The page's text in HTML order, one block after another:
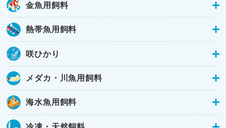
金魚用飼料
熱帯魚用飼料
咲ひかり
メダカ・川魚用飼料
海水魚用飼料